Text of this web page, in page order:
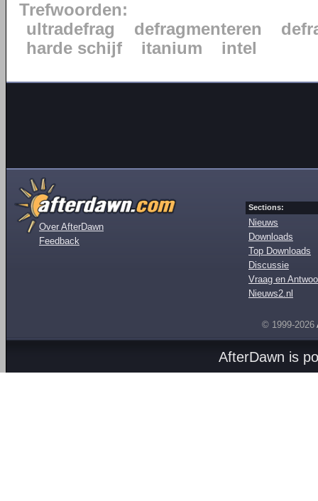
Trefwoorden:
ultradefrag
defragmenteren
harde schijf
itanium intel
Over AfterDawn
Feedback
Sections:
Nieuws
Downloads
Top Downloads
Discussie
Vraag en
Nieuws2.nl
© 1999-2026
AfterDawn is